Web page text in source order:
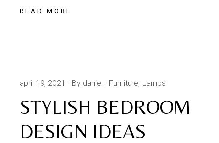
READ MORE
april 19, 2021 By daniel Furniture Lamps
STYLISH BEDROOM
DESIGN IDEAS